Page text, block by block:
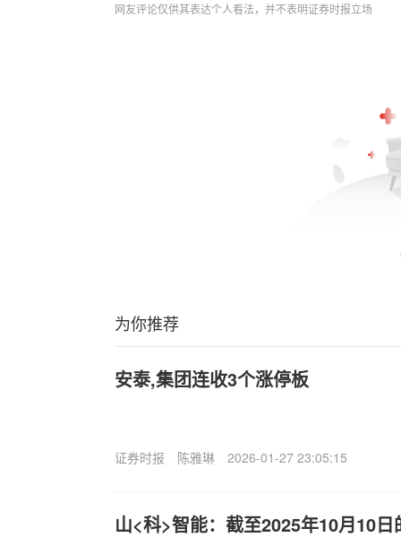
网友评论仅供其表达个人看法，并不表明证券时报立场
为你推荐
安泰,集团连收3个涨停板
证券时报 陈雅琳 2026-01-27 23:05:15
山<科>智能：截至2025年10月10